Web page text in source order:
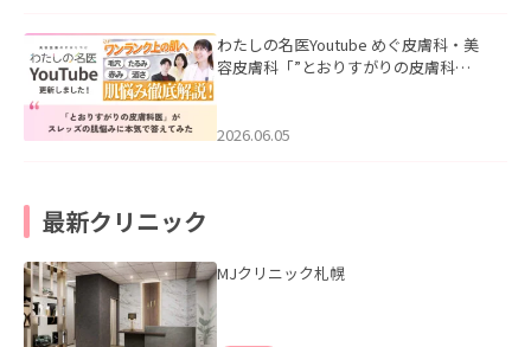
わたしの名医Youtube めぐ皮膚科・美
容皮膚科「”とおりすがりの皮膚科
2026.06.05
最新クリニック
MJクリニック札幌